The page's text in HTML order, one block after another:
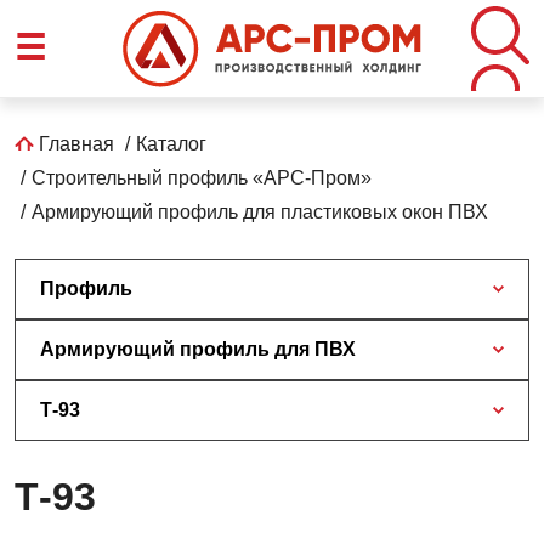
☰
Строка
навигации
Главная
Каталог
Строительный профиль «АРС-Пром»
Армирующий профиль для пластиковых окон ПВХ
Профиль
Армирующий профиль для ПВХ
Т-93
Т-93